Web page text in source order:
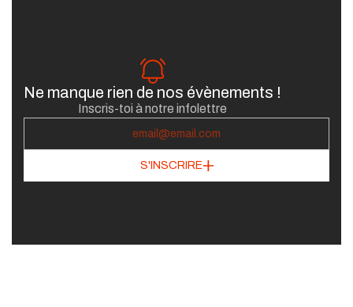
Ne manque rien de nos évènements !
Inscris-toi à notre infolettre
S'INSCRIRE